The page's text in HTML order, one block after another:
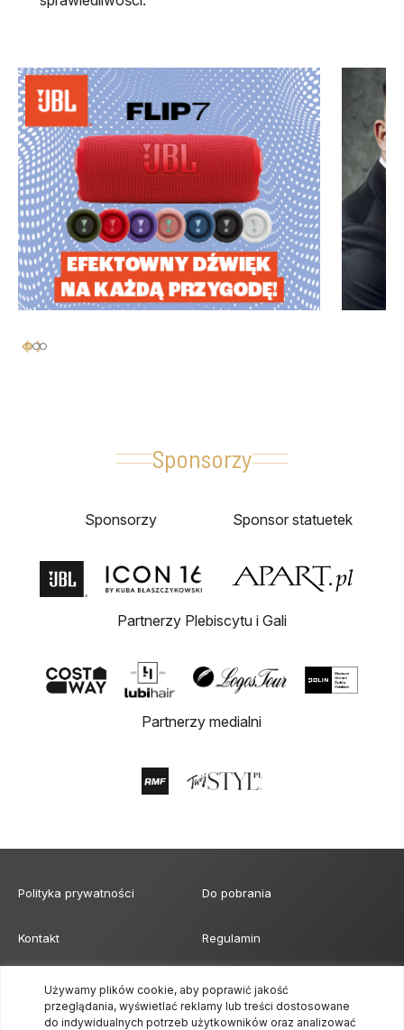
Używamy plików cookie, aby poprawić jakość
przeglądania, wyświetlać reklamy lub treści dostosowane
do indywidualnych potrzeb użytkowników oraz analizować
Sponsorzy
Sponsorzy Sponsor statuetek
Partnerzy Plebiscytu i Gali
Partnerzy medialni
Polityka prywatności Do pobrania
Kontakt Regulamin
Klauzula obowiązku
informacyjnego
Formularz akredytacji mediów